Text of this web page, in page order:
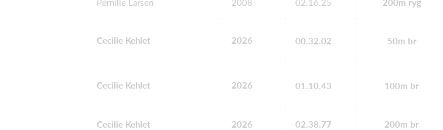
Pernille Larsen 2008 02.16.25 200m ryg
Cecilie Kehlet 2026 00.32.02 50m br
Cecilie Kehlet 2026 01.10.43 100m br
Cecilie Kehlet 2026 02.38.77 200m br